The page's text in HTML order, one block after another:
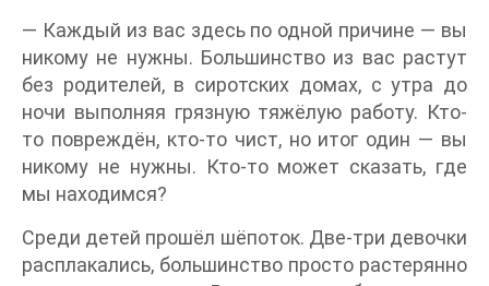
— Каждый из вас здесь по одной причине — вы
никому не нужны. Большинство из вас растут
без родителей, в сиротских домах, с утра до
ночи выполняя грязную тяжёлую работу. Кто-
то повреждён, кто-то чист, но итог один — вы
никому не нужны. Кто-то может сказать, где
мы находимся?
Среди детей прошёл шёпоток. Две-три девочки
расплакались, большинство просто растерянно